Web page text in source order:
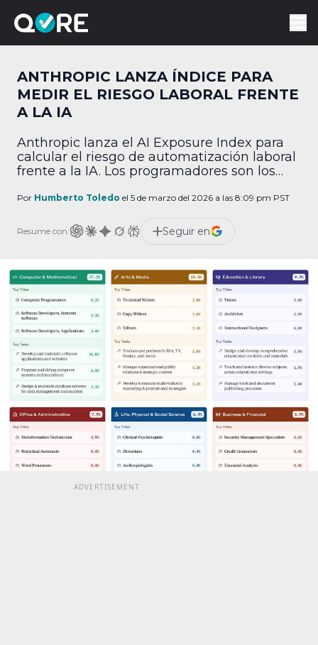
ANTHROPIC LANZA ÍNDICE PARA
MEDIR EL RIESGO LABORAL FRENTE
A LA IA
Anthropic lanza el AI Exposure Index para
calcular el riesgo de automatización laboral
frente a la IA. Los programadores son los
Por Humberto Toledo el 5 de marzo del 2026 a las 8:09 pm PST
Resume con: Seguir en